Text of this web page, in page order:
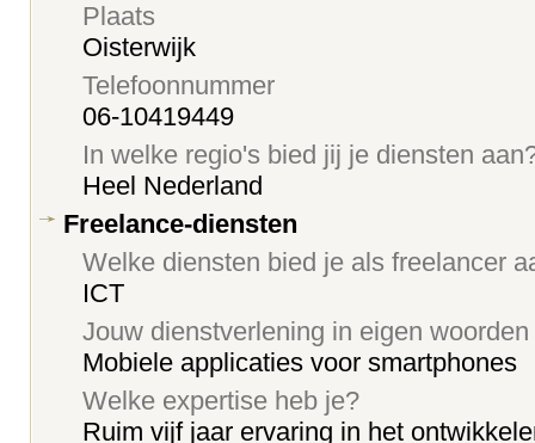
Plaats
Oisterwijk
Telefoonnummer
06-10419449
In welke regio's bied jij je diensten
Heel Nederland
Freelance-diensten
Welke diensten bied je als freelancer
ICT
Jouw dienstverlening in eigen woorden
Mobiele applicaties voor smartphones
Welke expertise heb je?
Ruim vijf jaar ervaring in het